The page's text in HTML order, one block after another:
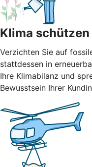
Klima schützen
Verzichten Sie auf
stattdessen in
Ihre Klimabilanz und
Bewusstsein Ihrer